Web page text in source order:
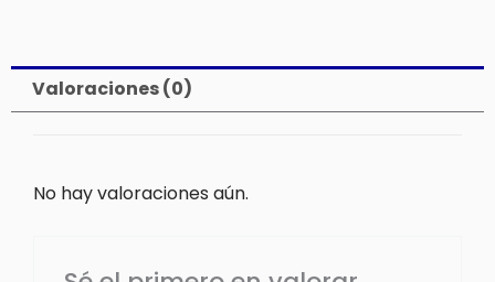
Valoraciones (0)
No hay valoraciones aún.